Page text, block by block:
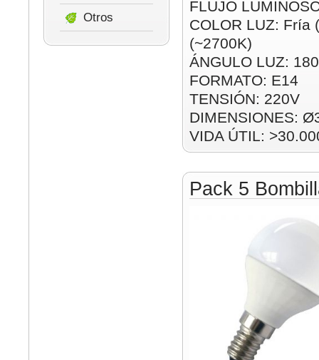
FLUJO
COLOR LUZ: Fría
(~2700K)
ÁNGULO LUZ:
FORMATO: E14
TENSIÓN: 220V
DIMENSIONES:
VIDA ÚTIL:
Pack 5
Otros